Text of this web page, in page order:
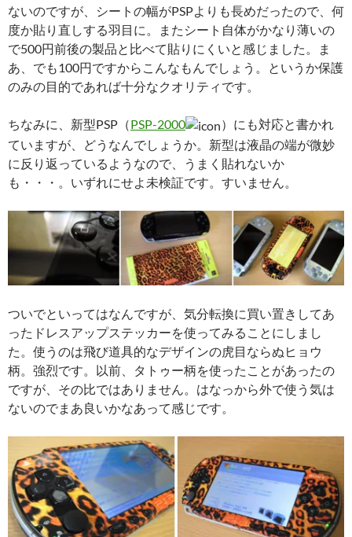
ないのですが、シートの幅がPSPよりも長めだったので、何
度か貼り直しする羽目に。またシート自体がかなり薄いの
で500円前後の製品と比べて貼りにくいと感じました。ま
あ、でも100円ですからこんなもんでしょう。というか保護
のみの目的であれば十分なクオリティです。
ちなみに、新型PSP（PSP-2000
）にも対応と書かれ
ていますが、どうなんでしょうか。新型は液晶の端が微妙
に反り返っているようなので、うまく貼れないか
も・・・。いずれにせよ未検証です。すいません。
ついでといってはなんですが、気分転換に買い置きしてあ
ったドレスアップステッカーを使ってみることにしまし
た。使うのは飛び道具的なデザインの虎目ならぬヒョウ
柄。強烈です。以前、タトゥー柄を使ったことがあったの
ですが、その比ではありません。はなっから外で使う気は
ないのでまあ良いかなあって感じです。